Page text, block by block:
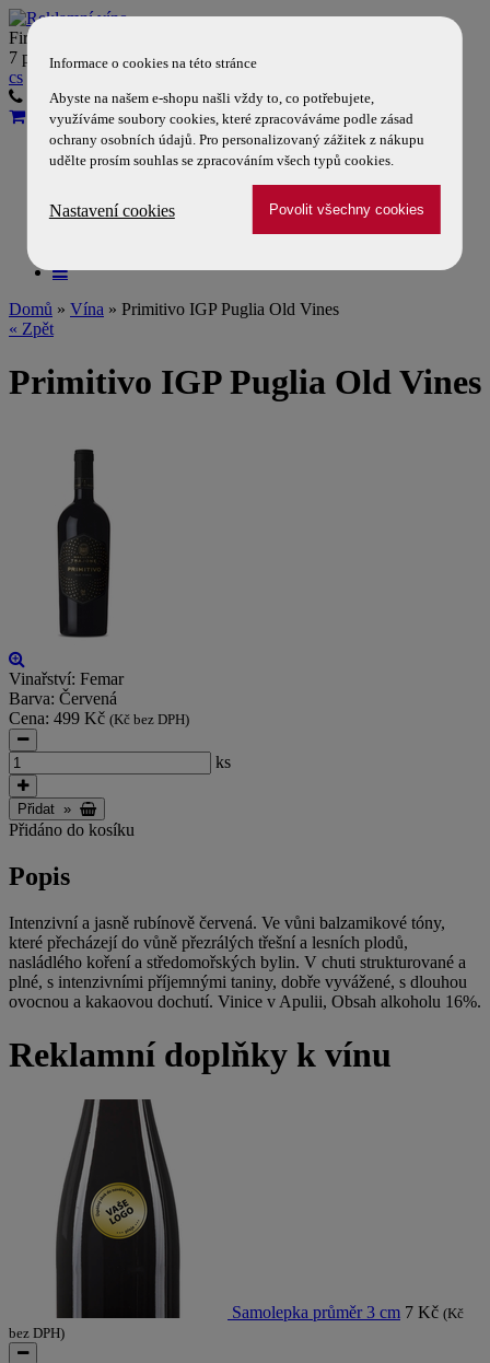
Firemní víno Vám dodáme do
7 pracovních dní
cs
603 356 333
608 726 656
Vína
Reklamní doplňky
Tiché víno a DPH
Domů » Vína » Primitivo IGP Puglia Old Vines
« Zpět
Primitivo IGP Puglia Old Vines
Vinařství: Femar
Barva: Červená
Cena: 499 Kč (Kč bez DPH)
ks
Přidat »
Přidáno do kosíku
Popis
Intenzivní a jasně rubínově červená. Ve vůni balzamikové tóny,
které přecházejí do vůně přezrálých třešní a lesních plodů,
nasládlého koření a středomořských bylin. V chuti strukturované a
plné, s intenzivními příjemnými taniny, dobře vyvážené, s dlouhou
ovocnou a kakaovou dochutí. Vinice v Apulii, Obsah alkoholu 16%.
Reklamní doplňky k vínu
Samolepka průměr 3 cm 7 Kč (Kč
bez DPH)
Informace o cookies na této stránce
Abyste na našem e-shopu našli vždy to, co potřebujete,
využíváme soubory cookies, které zpracováváme podle zásad
ochrany osobních údajů. Pro personalizovaný zážitek z nákupu
udělte prosím souhlas se zpracováním všech typů cookies.
Nastavení cookies